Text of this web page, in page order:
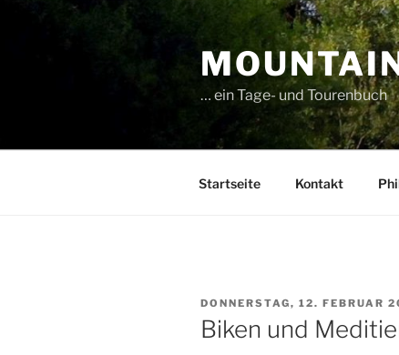
… ein Tage- und Tourenbuch
Startseite Kontakt
VERÖFFENTLICHT
AM
DONNERSTAG, 12. FEBRUAR
Biken und